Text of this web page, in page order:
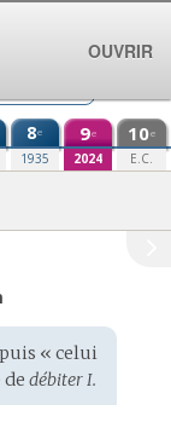
8e
1935
9e
2024
10e
E.C.
« celui
débiter I.
OUVRIR